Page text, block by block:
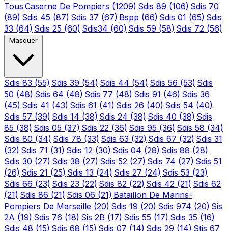
Tous Caserne De Pompiers (1209) Sdis 89 (106) Sdis 70
(89) Sdis 45 (87) Sdis 37 (67) Bspp (66) Sdis 01 (65) Sdis
33 (64) Sdis 25 (60) Sdis34 (60) Sdis 59 (58) Sdis 72 (56)
Masquer
Sdis 83 (55) Sdis 39 (54) Sdis 44 (54) Sdis 56 (53) Sdis
50 (48) Sdis 64 (48) Sdis 77 (48) Sdis 91 (46) Sdis 36
(45) Sdis 41 (43) Sdis 61 (41) Sdis 26 (40) Sdis 54 (40)
Sdis 57 (39) Sdis 14 (38) Sdis 24 (38) Sdis 40 (38) Sdis
85 (38) Sdis 05 (37) Sdis 22 (36) Sdis 95 (36) Sdis 58 (34)
Sdis 80 (34) Sdis 78 (33) Sdis 63 (32) Sdis 67 (32) Sdis 31
(32) Sdis 71 (31) Sdis 12 (30) Sdis 04 (28) Sdis 88 (28)
Sdis 30 (27) Sdis 38 (27) Sdis 52 (27) Sdis 74 (27) Sdis 51
(26) Sdis 21 (25) Sdis 13 (24) Sdis 27 (24) Sdis 53 (23)
Sdis 66 (23) Sdis 23 (22) Sdis 82 (22) Sdis 42 (21) Sdis 62
(21) Sdis 86 (21) Sdis 06 (21) Bataillon De Marins-
Pompiers De Marseille (20) Sdis 19 (20) Sdis 974 (20) Sis
2A (19) Sdis 76 (18) Sis 2B (17) Sdis 55 (17) Sdis 35 (16)
Sdis 48 (15) Sdis 68 (15) Sdis 07 (14) Sdis 29 (14) Stis 67